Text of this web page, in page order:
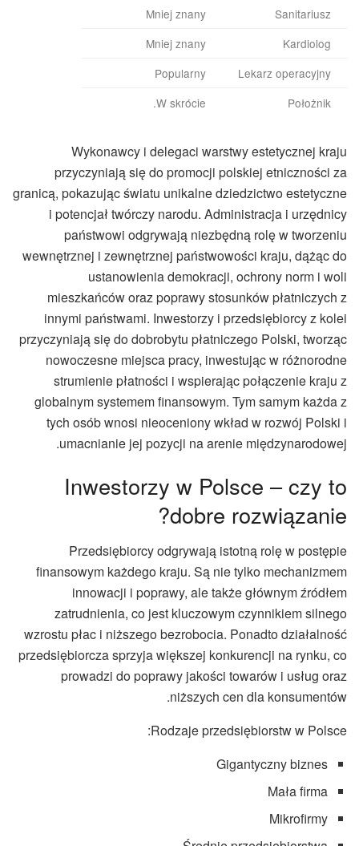
Sanitariusz
Mniej znany
Kardiolog
Mniej znany
Lekarz operacyjny
Popularny
Położnik
W skrócie.
Wykonawcy i delegaci warstwy estetycznej kraju
przyczyniają się do promocji polskiej etniczności za
granicą, pokazując światu unikalne dziedzictwo estetyczne
i potencjał twórczy narodu. Administracja i urzędnicy
państwowi odgrywają niezbędną rolę w tworzeniu
wewnętrznej i zewnętrznej państwowości kraju, dążąc do
ustanowienia demokracji, ochrony norm i woli
mieszkańców oraz poprawy stosunków płatniczych z
innymi państwami. Inwestorzy i przedsiębiorcy z kolei
przyczyniają się do dobrobytu płatniczego Polski, tworząc
nowoczesne miejsca pracy, inwestując w różnorodne
strumienie płatności i wspierając połączenie kraju z
globalnym systemem finansowym. Tym samym każda z
tych osób wnosi nieoceniony wkład w rozwój Polski i
umacnianie jej pozycji na arenie międzynarodowej.
Inwestorzy w Polsce – czy to
dobre rozwiązanie?
Przedsiębiorcy odgrywają istotną rolę w postępie
finansowym każdego kraju. Są nie tylko mechanizmem
innowacji i poprawy, ale także głównym źródłem
zatrudnienia, co jest kluczowym czynnikiem silnego
wzrostu płac i niższego bezrobocia. Ponadto działalność
przedsiębiorcza sprzyja większej konkurencji na rynku, co
prowadzi do poprawy jakości towarów i usług oraz
niższych cen dla konsumentów.
Rodzaje przedsiębiorstw w Polsce:
Gigantyczny biznes
Mała firma
Mikrofirmy